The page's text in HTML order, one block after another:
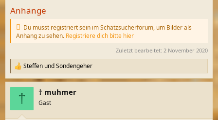
Anhänge
Du musst registriert sein im Schatzsucherforum, um Bilder als
Anhang zu sehen. Registriere dich bitte hier
Zuletzt bearbeitet: 2 November 2020
R
e
a
Steffen undSondengeher
† † muhmer
Gast